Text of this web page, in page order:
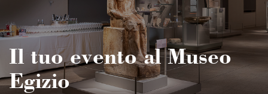
Il tuo evento al Museo
Egizio